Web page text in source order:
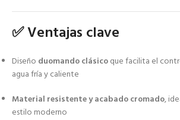
✅ Ventajas clave
Diseño duomando clásicoque facilita el
agua fría y caliente
Material resistente y acabado cromado,
estilo moderno